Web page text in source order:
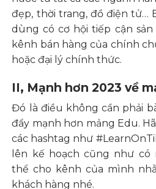
đẹp, thời trang, đồ điện tử…
dùng có cơ hội tiếp cận
kênh bán hàng của chính
hoặc đại lý chính thức.
II, Mạnh hơn 2023 về
Đó là điều không cần phải
đẩy mạnh hơn mảng Edu.
các hashtag như
lên kế hoạch cũng như
thể cho kênh của mình
khách hàng nhé.